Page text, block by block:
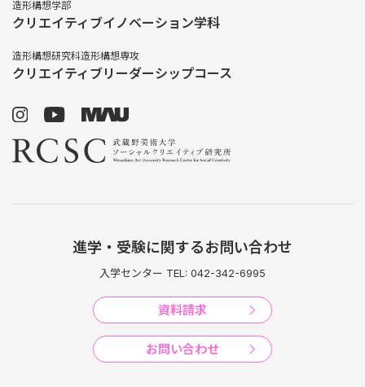
造形構想学部
クリエイティブイノベーション学科
造形構想研究科造形構想専攻
クリエイティブリーダーシップコース
進学・受験に関するお問い合わせ
入学センター TEL: 042-342-6995
資料請求
お問い合わせ